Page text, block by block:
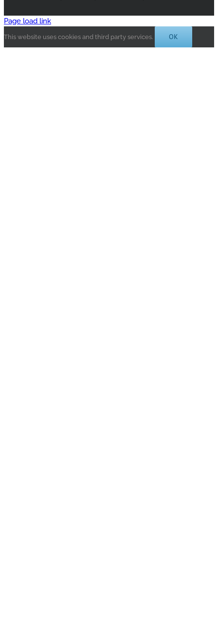
Page load link
This website uses cookies and third party services. OK